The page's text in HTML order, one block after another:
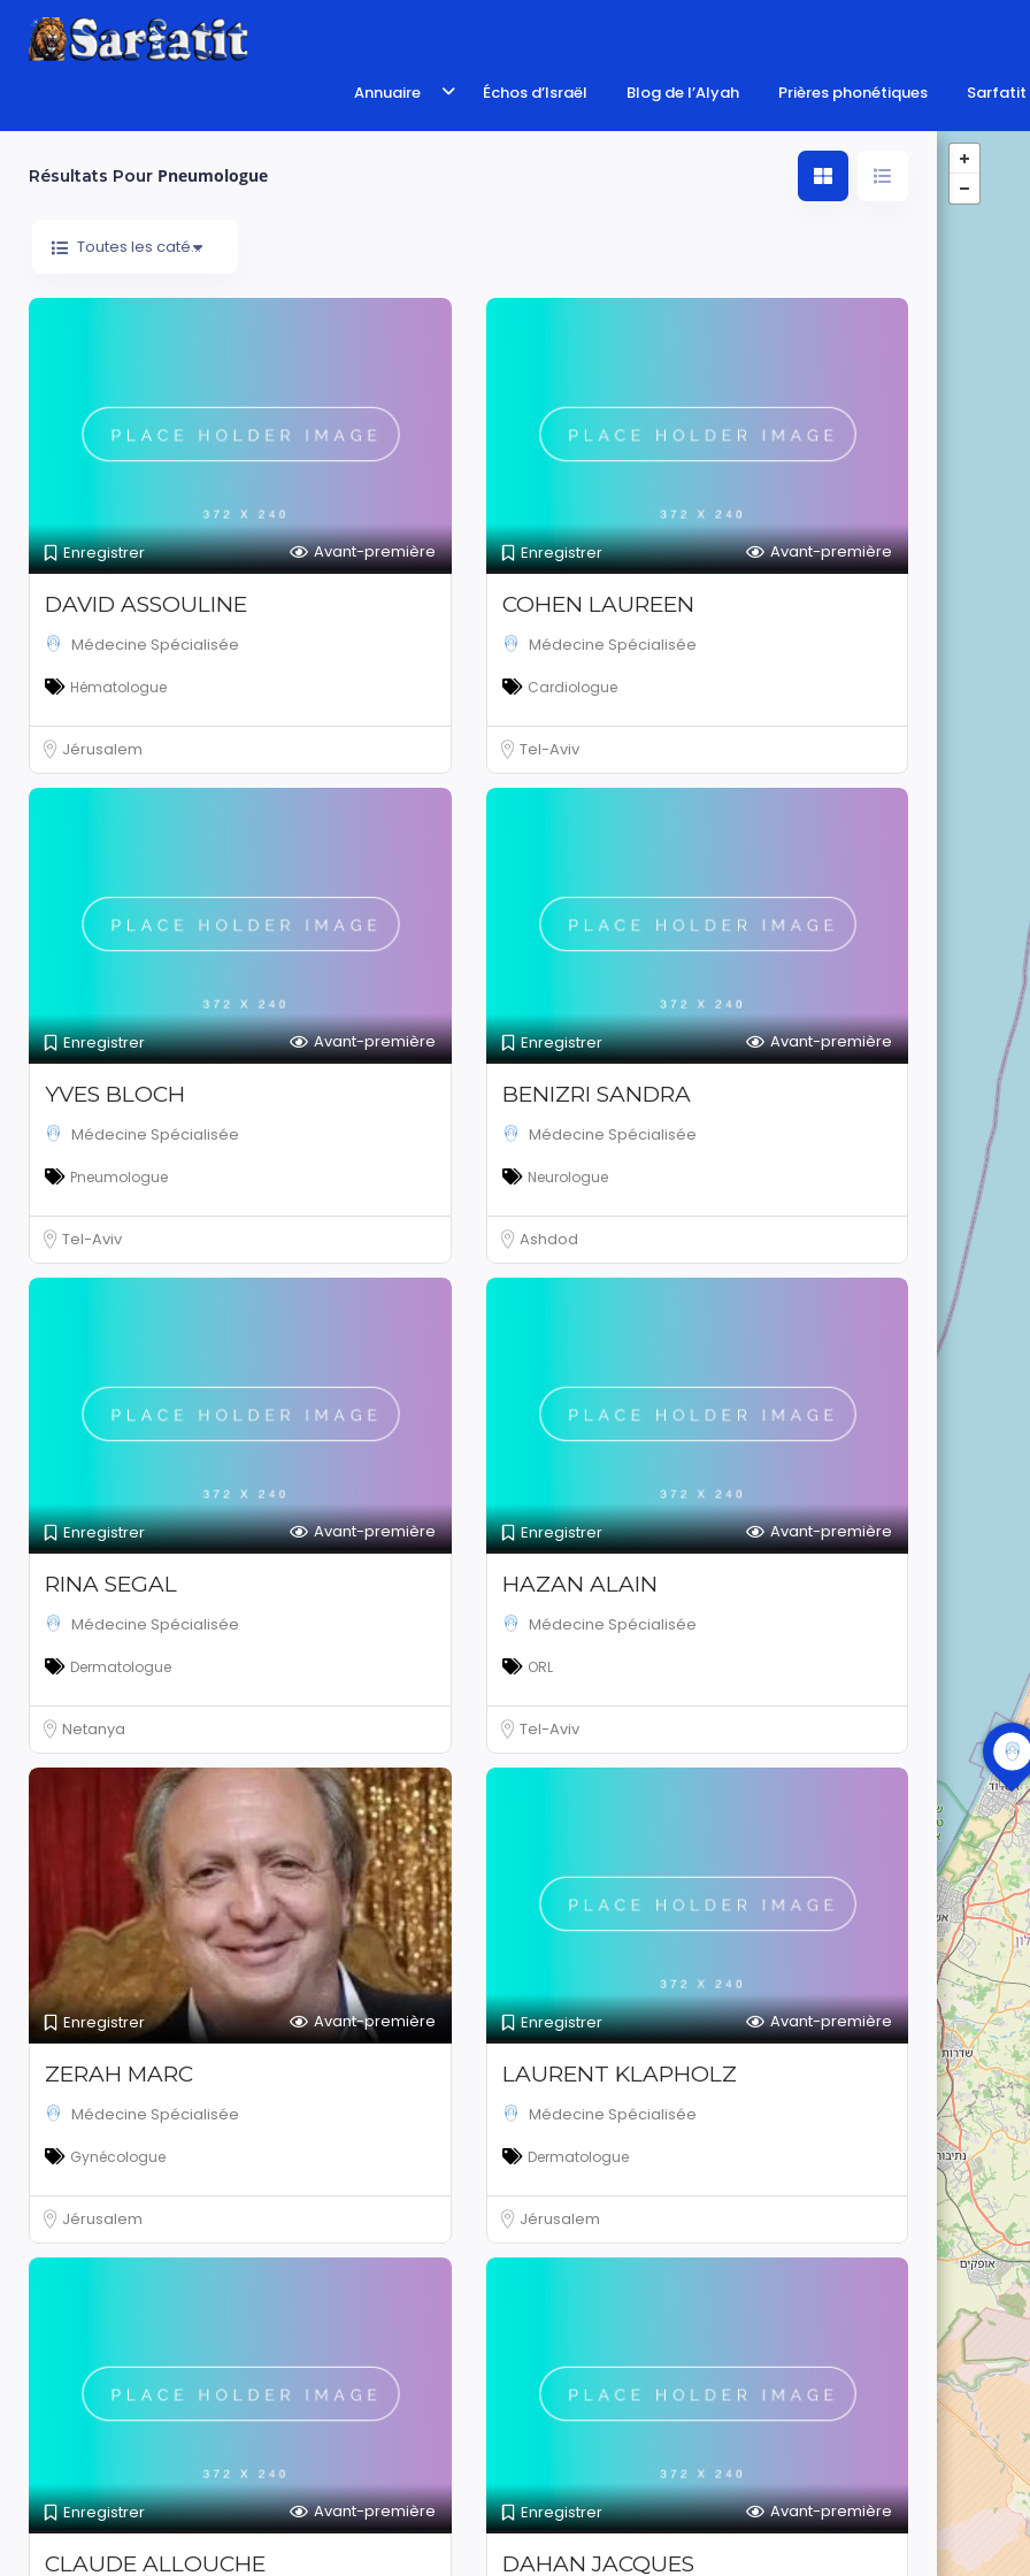
Annuaire Échos d’Israël Blog de l’Alyah Prières phonétiques Sarfatit
Résultats Pour Pneumologue
Toutes les catégories
Enregistrer Avant-première
DAVID ASSOULINE
Médecine Spécialisée
Hématologue
Jérusalem
Enregistrer Avant-première
COHEN LAUREEN
Médecine Spécialisée
Cardiologue
Tel-Aviv
Enregistrer Avant-première
YVES BLOCH
Médecine Spécialisée
Pneumologue
Tel-Aviv
Enregistrer Avant-première
BENIZRI SANDRA
Médecine Spécialisée
Neurologue
Ashdod
Enregistrer Avant-première
RINA SEGAL
Médecine Spécialisée
Dermatologue
Netanya
Enregistrer Avant-première
HAZAN ALAIN
Médecine Spécialisée
ORL
Tel-Aviv
Enregistrer Avant-première
ZERAH MARC
Médecine Spécialisée
Gynécologue
Jérusalem
Enregistrer Avant-première
LAURENT KLAPHOLZ
Médecine Spécialisée
Dermatologue
Jérusalem
Enregistrer Avant-première
CLAUDE ALLOUCHE
Enregistrer Avant-première
DAHAN JACQUES